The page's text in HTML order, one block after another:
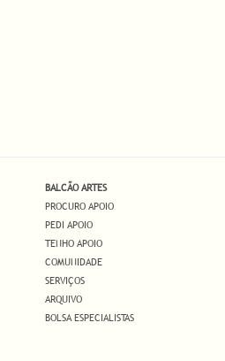
BALCÃO ARTES
PROCURO APOIO
PEDI APOIO
TENHO APOIO
COMUNIDADE
SERVIÇOS
ARQUIVO
BOLSA ESPECIALISTAS